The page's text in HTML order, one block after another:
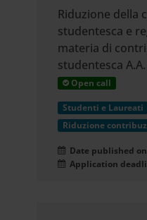
Riduzione della
studentesca e
materia di
studentesca
Open call
Studenti e Laureati
Riduzione
Date published
Application